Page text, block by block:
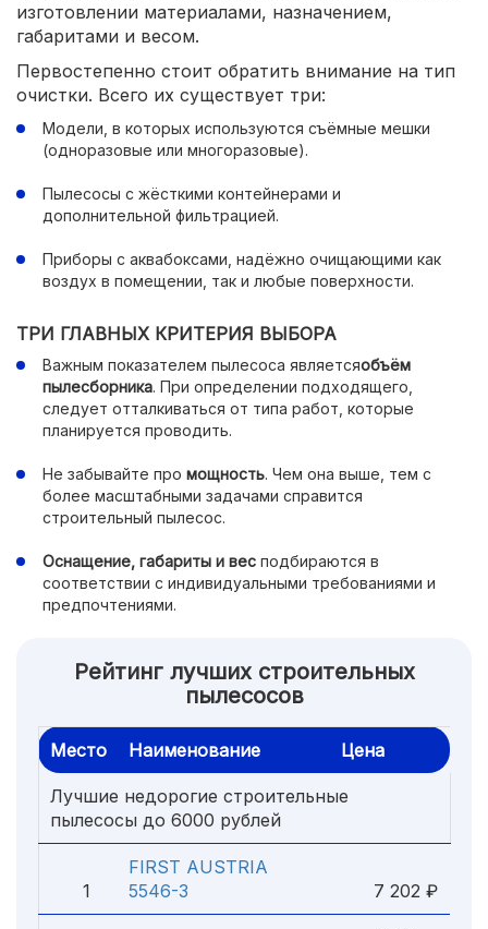
изготовлении материалами, назначением,
габаритами и весом.
Первостепенно стоит обратить внимание на тип
очистки. Всего их существует три:
Модели, в которых используются съёмные мешки
(одноразовые или многоразовые).
Пылесосы с жёсткими контейнерами и
дополнительной фильтрацией.
Приборы с аквабоксами, надёжно очищающими как
воздух в помещении, так и любые поверхности.
ТРИ ГЛАВНЫХ КРИТЕРИЯ ВЫБОРА
Важным показателем пылесоса являетсяобъём
пылесборника. При определении подходящего,
следует отталкиваться от типа работ, которые
планируется проводить.
Не забывайте про мощность. Чем она выше, тем с
более масштабными задачами справится
строительный пылесос.
Оснащение, габариты и вес подбираются в
соответствии с индивидуальными требованиями и
предпочтениями.
Рейтинг лучших строительных
пылесосов
Место Наименование Цена
Лучшие недорогие строительные
пылесосы до 6000 рублей
1
FIRST AUSTRIA
5546-3
7 202 ₽